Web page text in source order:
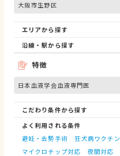
大阪市生野区
エリアから探す
沿線・駅から探す
特徴
日本血液学会血液専門医
こだわり条件から探す
よく利用される条件
避妊・去勢手術
狂犬病ワクチン
マイクロチップ対応
夜間対応